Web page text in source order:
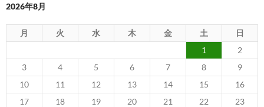
2026年8月
月 火 水 木 金 土
日
1
2
3
4 5 6 7 8
9
10
11 12 13 14 15
16
17
18 19 20 21 22
23